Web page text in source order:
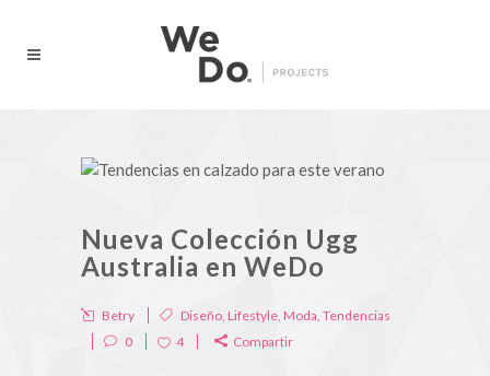
Nueva Colección Ugg
Australia en WeDo
Betry Diseño, Lifestyle, Moda, Tendencias
0
4 Compartir